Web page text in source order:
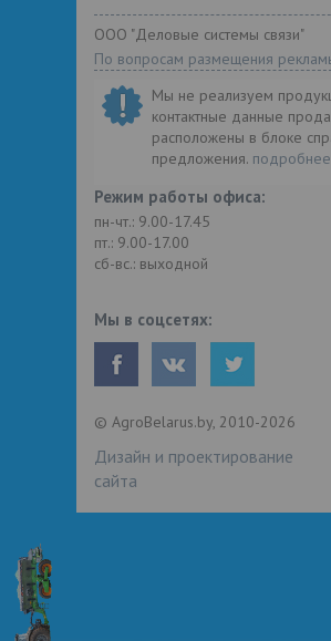
ООО "Деловые системы связи"
По вопросам размещения
Мы не реализуем
контактные данные
расположены в блоке
предложения. подробнее
Режим работы офиса:
пн-чт.: 9.00-17.45
пт.: 9.00-17.00
сб-вс.: выходной
Мы в соцсетях:
© AgroBelarus.by, 2010-2026
Дизайн и проектирование
сайта